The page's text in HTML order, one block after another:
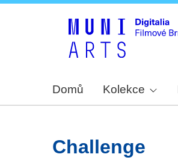
Domů Kolekce
Challenge